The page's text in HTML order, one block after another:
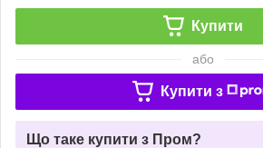
Купити
або
Купити з
Що таке купити з Пром?